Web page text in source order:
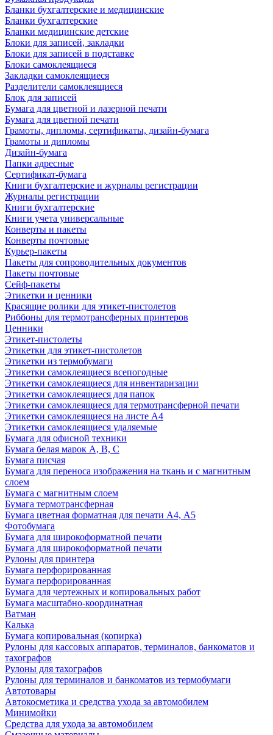
Бланки бухгалтерские и медицинские
Бланки бухгалтерские
Бланки медицинские детские
Блоки для записей, закладки
Блоки для записей в подставке
Блоки самоклеящиеся
Закладки самоклеящиеся
Разделители самоклеящиеся
Блок для записей
Бумага для цветной и лазерной печати
Бумага для цветной печати
Грамоты, дипломы, сертификаты, дизайн-бумага
Грамоты и дипломы
Дизайн-бумага
Папки адресные
Сертификат-бумага
Книги бухгалтерские и журналы регистрации
Журналы регистрации
Книги бухгалтерские
Книги учета универсальные
Конверты и пакеты
Конверты почтовые
Курьер-пакеты
Пакеты для сопроводительных документов
Пакеты почтовые
Сейф-пакеты
Этикетки и ценники
Красящие ролики для этикет-пистолетов
Риббоны для термотрансферных принтеров
Ценники
Этикет-пистолеты
Этикетки для этикет-пистолетов
Этикетки из термобумаги
Этикетки самоклеящиеся всепогодные
Этикетки самоклеящиеся для инвентаризации
Этикетки самоклеящиеся для папок
Этикетки самоклеящиеся для термотрансферной печати
Этикетки самоклеящиеся на листе А4
Этикетки самоклеящиеся удаляемые
Бумага для офисной техники
Бумага белая марок А, В, С
Бумага писчая
Бумага для переноса изображения на ткань и с магнитным
слоем
Бумага с магнитным слоем
Бумага термотрансферная
Бумага цветная форматная для печати А4, А5
Фотобумага
Бумага для широкоформатной печати
Бумага для широкоформатной печати
Рулоны для принтера
Бумага перфорированная
Бумага перфорированная
Бумага для чертежных и копировальных работ
Бумага масштабно-координатная
Ватман
Калька
Бумага копировальная (копирка)
Рулоны для кассовых аппаратов, терминалов, банкоматов и
тахографов
Рулоны для тахографов
Рулоны для терминалов и банкоматов из термобумаги
Автотовары
Автокосметика и средства ухода за автомобилем
Минимойки
Средства для ухода за автомобилем